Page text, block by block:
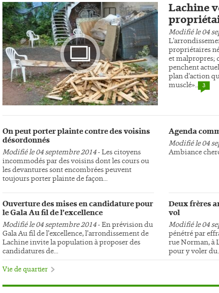
Lachine
Modifié le 04
propriétaires
et malpropres;
penchent
plan d'action
musclé».. 3
Photo
On peut porter plainte contre des voisins
désordonnés
Modifié le 04 septembre 2014- Les citoyens
incommodés par des voisins dont les cours ou
les devantures sont encombrées peuvent
toujours porter plainte de façon...
Ouverture des mises en candidature pour
le Gala Au fil de l’excellence
Modifié le 04 septembre 2014- En prévision du
Gala Au fil de l’excellence, l’arrondissement de
Lachine invite la population à proposer des
candidatures de...
Agenda
Modifié le 04
Ambiance
Deux frères
vol
Modifié le 04
pénétré par
rue Norman, à
pour y voler
Vie de quartier